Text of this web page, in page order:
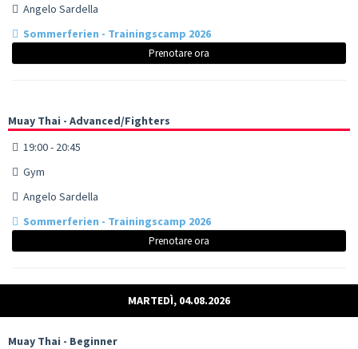
Angelo Sardella
Sommerferien - Trainingscamp 2026
Prenotare ora
Muay Thai - Advanced/Fighters
19:00 - 20:45
Gym
Angelo Sardella
Sommerferien - Trainingscamp 2026
Prenotare ora
MARTEDÌ, 04.08.2026
Muay Thai - Beginner